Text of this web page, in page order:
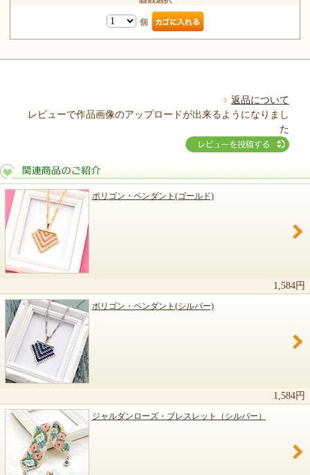
個
返品について
レビューで作品画像のアップロードが出来るようになりまし
た
ポリゴン・ペンダント(ゴールド)
1,584円
ポリゴン・ペンダント(シルバー)
1,584円
ジャルダンローズ・ブレスレット（シルバー）